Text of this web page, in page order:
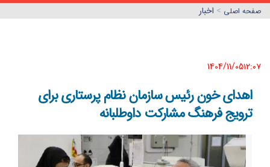
صفحه اصلي > اخبار
1404/11/05١٢:٠٧
اهدای خون رئیس سازمان نظام پرستاری برای
ترویج فرهنگ مشارکت داوطلبانه